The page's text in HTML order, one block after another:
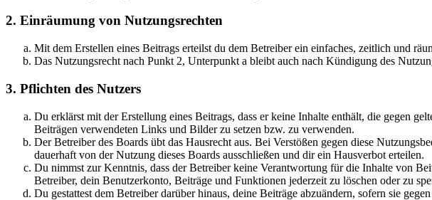
2. Einräumung von Nutzungsrechten
Mit dem Erstellen eines Beitrags erteilst du dem Betreiber ein einfaches, zeitlich und
Das Nutzungsrecht nach Punkt 2, Unterpunkt a bleibt auch nach Kündigung des
3. Pflichten des Nutzers
Du erklärst mit der Erstellung eines Beitrags, dass er keine Inhalte enthält, die gegen
Beiträgen verwendeten Links und Bilder zu setzen bzw. zu verwenden.
Der Betreiber des Boards übt das Hausrecht aus. Bei Verstößen gegen diese
dauerhaft von der Nutzung dieses Boards ausschließen und dir ein Hausverbot erteilen.
Du nimmst zur Kenntnis, dass der Betreiber keine Verantwortung für die Inhalte von
Betreiber, dein Benutzerkonto, Beiträge und Funktionen jederzeit zu löschen oder zu
Du gestattest dem Betreiber darüber hinaus, deine Beiträge abzuändern, sofern sie